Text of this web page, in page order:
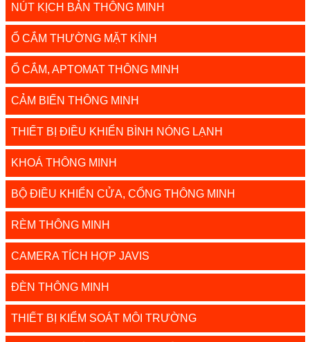
NÚT KỊCH BẢN THÔNG MINH
Ổ CẮM THƯỜNG MẶT KÍNH
Ổ CẮM, APTOMAT THÔNG MINH
CẢM BIẾN THÔNG MINH
THIẾT BỊ ĐIỀU KHIỂN BÌNH NÓNG LẠNH
KHOÁ THÔNG MINH
BỘ ĐIỀU KHIỂN CỬA, CỔNG THÔNG MINH
RÈM THÔNG MINH
CAMERA TÍCH HỢP JAVIS
ĐÈN THÔNG MINH
THIẾT BỊ KIỂM SOÁT MÔI TRƯỜNG